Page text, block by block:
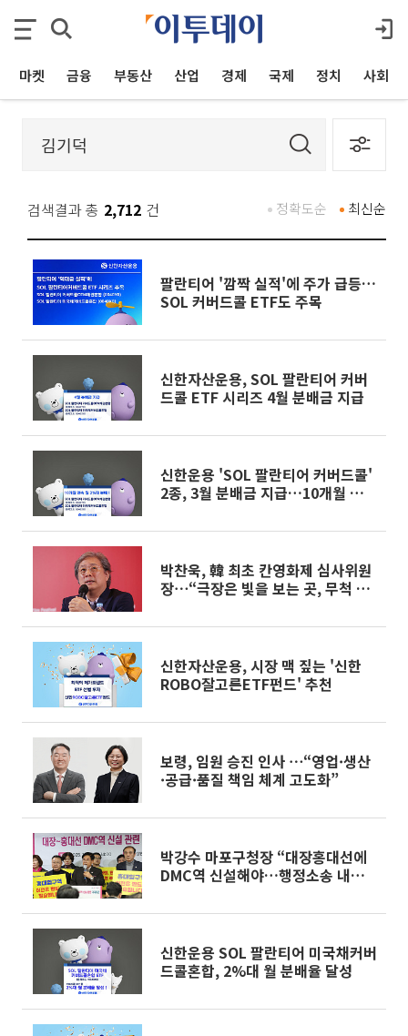
마켓 금융 부동산 산업 경제 국제 정치 사회
검색결과 총 2,712 건 최신순
정확도순
팔란티어 '깜짝 실적'에 주가 급등…
SOL 커버드콜 ETF도 주목
신한자산운용, SOL 팔란티어 커버
드콜 ETF 시리즈 4월 분배금 지급
신한운용 'SOL 팔란티어 커버드콜'
2종, 3월 분배금 지급…10개월 연속
박찬욱, 韓 최초 칸영화제 심사위원
장⋯“극장은 빛을 보는 곳, 무척 기
신한자산운용, 시장 맥 짚는 '신한
ROBO잘고른ETF펀드' 추천
보령, 임원 승진 인사 ⋯“영업·생산
·공급·품질 책임 체계 고도화”
박강수 마포구청장 “대장홍대선에
DMC역 신설해야…행정소송 내겠
신한운용 SOL 팔란티어 미국채커버
드콜혼합, 2%대 월 분배율 달성